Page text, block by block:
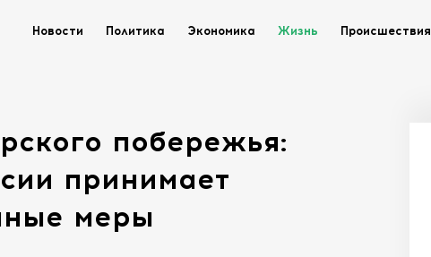
Новости Политика Экономика Жизнь Происшествия
побережья:
принимает
меры